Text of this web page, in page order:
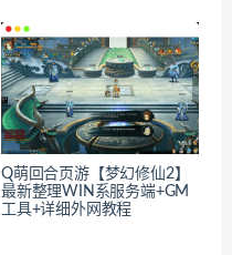
Q萌回合页游【梦幻修仙2】
最新整理WIN系服务端+GM
工具+详细外网教程